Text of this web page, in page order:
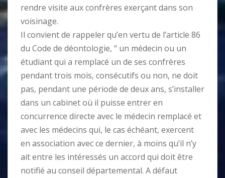
rendre visite aux confrères exerçant dans son
voisinage.
Il convient de rappeler qu’en vertu de l’article 86
du Code de déontologie, “ un médecin ou un
étudiant qui a remplacé un de ses confrères
pendant trois mois, consécutifs ou non, ne doit
pas, pendant une période de deux ans, s’installer
dans un cabinet où il puisse entrer en
concurrence directe avec le médecin remplacé et
avec les médecins qui, le cas échéant, exercent
en association avec ce dernier, à moins qu’il n’y
ait entre les intéressés un accord qui doit être
notifié au conseil départemental. A défaut